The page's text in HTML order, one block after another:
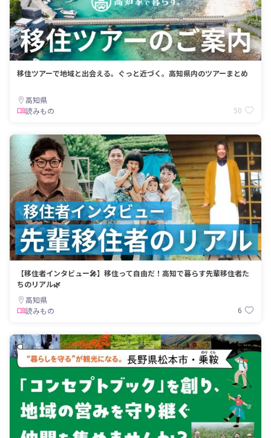
移住ツアーで地域と出会える。ぐっと近づく。高知県内のツアーまとめ
高知県
読みもの
50
【移住者インタビュー🎤】移住って自由だ！高知で暮らす先輩移住者た
ちのリアル🌿
高知県
読みもの
6